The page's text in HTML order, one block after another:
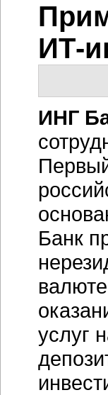
ИТ-
ИНГ
Банк
услуг